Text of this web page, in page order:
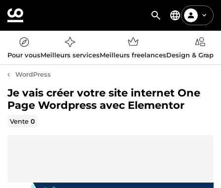
Pour vousMeilleurs servicesMeilleurs freelancesDesign &
WordPress
Je vais créer votre site internet One
Page Wordpress avec Elementor
Vente0